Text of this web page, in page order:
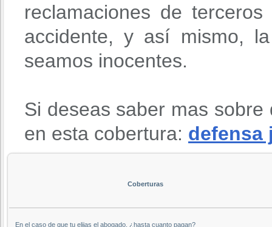
reclamaciones de
accidente, y así mismo,
seamos inocentes.
Si deseas saber mas
en esta cobertura: defensa
Coberturas
En el caso de que tu elijas el abogado, ¿hasta cuanto pagan?